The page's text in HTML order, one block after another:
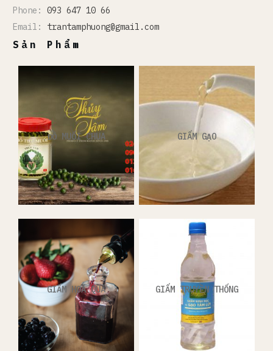
Phone: 093 647 10 66
Email: trantamphuong@gmail.com
Sản Phẩm
ĐỒ MUỐI CHUA GIẤM GẠO
GIẤM HOA QUẢ GIẤM TRUYỀN THỐNG